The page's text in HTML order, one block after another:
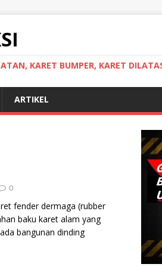
KARET BUMPER, KARET
ARTIKEL
0
fender dermaga (rubber
baku karet alam yang
bangunan dinding